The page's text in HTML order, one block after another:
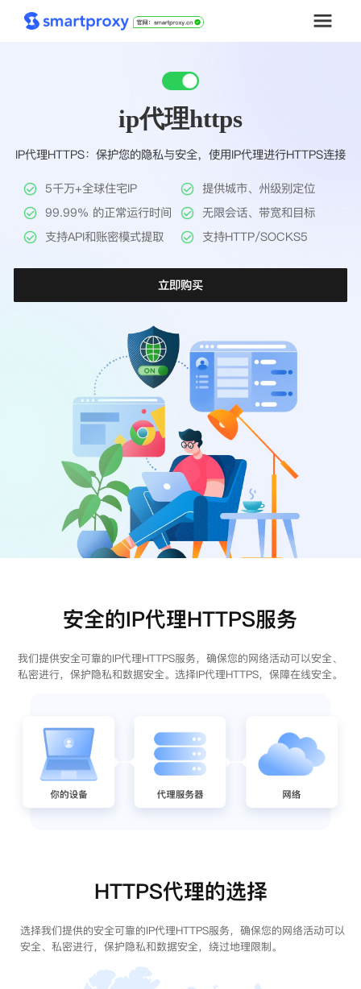
解决方案
工具
帮助中心
ip代理https
IP代理HTTPS：保护您的隐私与安全，使用IP代理进行HTTPS连接
5千万+全球住宅IP
提供城市、州级别定位
99.99% 的正常运行时间
无限会话、带宽和目标
支持API和账密模式提取
支持HTTP/SOCKS5
立即购买
安全的IP代理HTTPS服务
我们提供安全可靠的IP代理HTTPS服务，确保您的网络活动可以安全、
私密进行，保护隐私和数据安全。选择IP代理HTTPS，保障在线安全。
HTTPS代理的选择
选择我们提供的安全可靠的IP代理HTTPS服务，确保您的网络活动可以
安全、私密进行，保护隐私和数据安全，绕过地理限制。